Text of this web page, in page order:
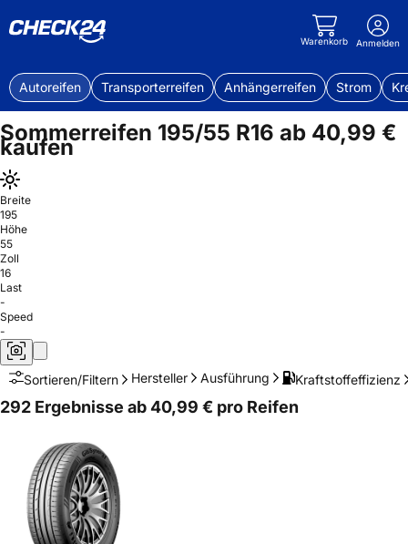
Warenkorb Anmelden
Autoreifen Transporterreifen Anhängerreifen Strom
Sommerreifen 195/55 R16 ab 40,99 €
kaufen
Breite
195
Höhe
55
Zoll
16
Last
-
Speed
-
Sortieren/Filtern Hersteller Ausführung Kraftstoffeffizienz
292 Ergebnisse ab 40,99 € pro Reifen